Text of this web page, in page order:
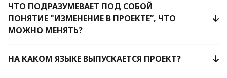
ЧТО ПОДРАЗУМЕВАЕТ ПОД СОБОЙ
ПОНЯТИЕ "ИЗМЕНЕНИЕ В ПРОЕКТЕ”, ЧТО
МОЖНО МЕНЯТЬ?
НА КАКОМ ЯЗЫКЕ ВЫПУСКАЕТСЯ ПРОЕКТ?